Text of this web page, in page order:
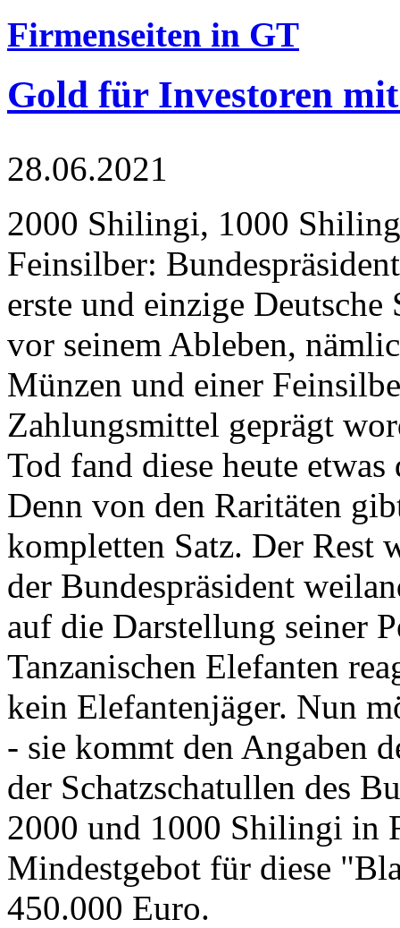
Firmenseiten in GT
Gold für Investoren
28.06.2021
2000 Shilingi, 1000
Feinsilber:
erste und einzige Deutsche
vor seinem Ableben,
Münzen und einer
Zahlungsmittel geprägt
Tod fand diese heute
Denn von den Raritäten
kompletten Satz. Der Rest
der Bundespräsident
auf die Darstellung seiner
Tanzanischen Elefanten
kein Elefantenjäger. Nun
- sie kommt den Angaben
der Schatzschatullen des
2000 und 1000 Shilingi in
Mindestgebot für diese
450.000 Euro.